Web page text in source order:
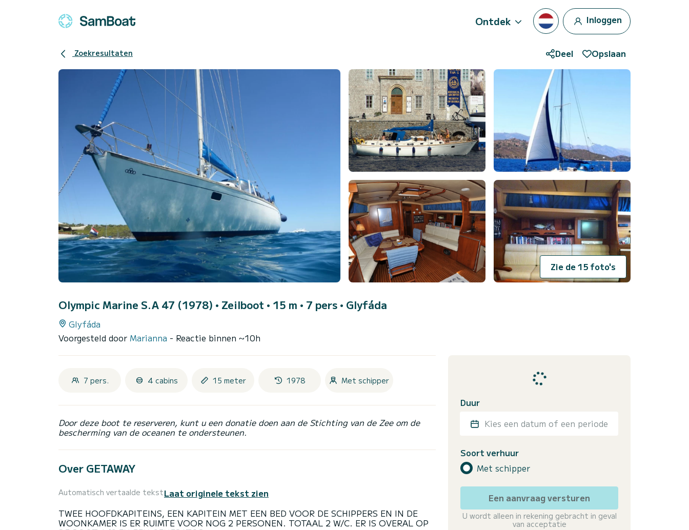
Ontdek Inloggen
Zoekresultaten Deel Opslaan
Zie de 15 foto's
Olympic Marine S.A 47 (1978) • Zeilboot • 15 m • 7 pers • Glyfáda
Glyfáda
Voorgesteld door Marianna - Reactie binnen ~10h
7 pers. 4 cabins 15 meter 1978 Met schipper
Door deze boot te reserveren, kunt u een donatie doen aan de Stichting van de Zee om de
bescherming van de oceanen te ondersteunen.
Over GETAWAY
Automatisch vertaalde tekstLaat originele tekst zien
TWEE HOOFDKAPITEINS, EEN KAPITEIN MET EEN BED VOOR DE SCHIPPERS EN IN DE
WOONKAMER IS ER RUIMTE VOOR NOG 2 PERSONEN. TOTAAL 2 W/C. ER IS OVERAL OP
Duur
Kies een datum of een periode
Soort verhuur
Met schipper
Een aanvraag versturen
U wordt alleen in rekening gebracht in geval
van acceptatie